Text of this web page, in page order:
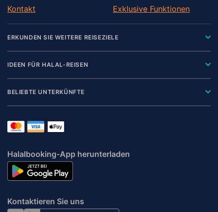
Kontakt
Exklusive Funktionen
ERKUNDEN SIE WEITERE REISEZIELE
IDEEN FÜR HALAL-REISEN
BELIEBTE UNTERKÜNFTE
Halalbooking-App herunterladen
Kontaktieren Sie uns